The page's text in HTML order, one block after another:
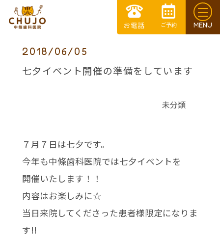
2018/06/05
七夕イベント開催の準備をしています
未分類
７月７日は七夕です。
今年も中條歯科医院では七夕イベントを
開催いたします！！
内容はお楽しみに☆
当日来院してくださった患者様限定になりま
す!!